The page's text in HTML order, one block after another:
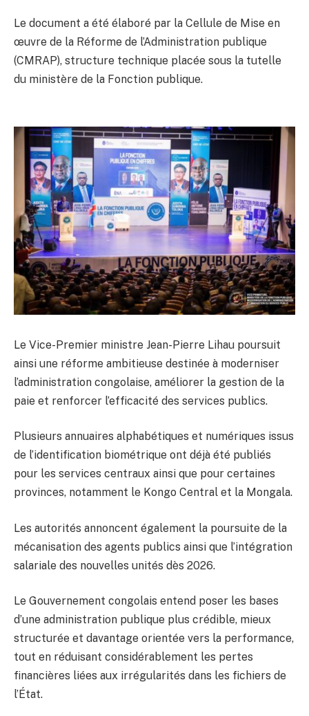
Le document a été élaboré par la Cellule de Mise en
œuvre de la Réforme de l’Administration publique
(CMRAP), structure technique placée sous la tutelle
du ministère de la Fonction publique.
Le Vice-Premier ministre Jean-Pierre Lihau poursuit
ainsi une réforme ambitieuse destinée à moderniser
l’administration congolaise, améliorer la gestion de la
paie et renforcer l’efficacité des services publics.
Plusieurs annuaires alphabétiques et numériques issus
de l’identification biométrique ont déjà été publiés
pour les services centraux ainsi que pour certaines
provinces, notamment le Kongo Central et la Mongala.
Les autorités annoncent également la poursuite de la
mécanisation des agents publics ainsi que l’intégration
salariale des nouvelles unités dès 2026.
Le Gouvernement congolais entend poser les bases
d’une administration publique plus crédible, mieux
structurée et davantage orientée vers la performance,
tout en réduisant considérablement les pertes
financières liées aux irrégularités dans les fichiers de
l’État.